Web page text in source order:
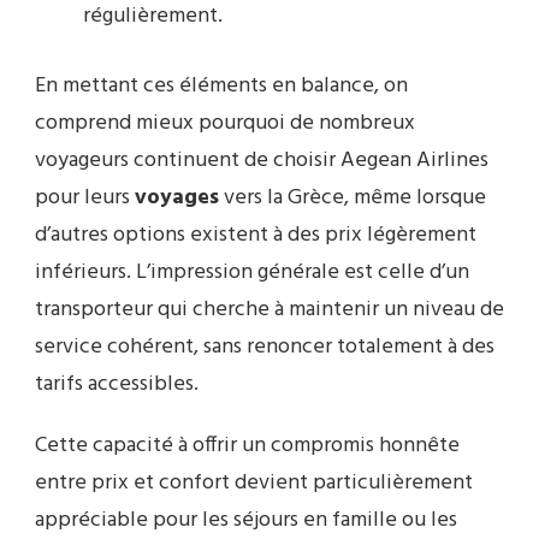
régulièrement.
En mettant ces éléments en balance, on
comprend mieux pourquoi de nombreux
voyageurs continuent de choisir Aegean Airlines
pour leursvoyagesvers la Grèce, même lorsque
d’autres options existent à des prix légèrement
inférieurs. L’impression générale est celle d’un
transporteur qui cherche à maintenir un niveau de
service cohérent, sans renoncer totalement à des
tarifs accessibles.
Cette capacité à offrir un compromis honnête
entre prix et confort devient particulièrement
appréciable pour les séjours en famille ou les